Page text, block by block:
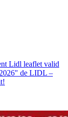
Lidl leaflet valid
de LIDL –